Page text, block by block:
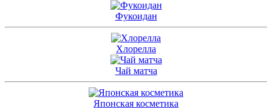
Фукоидан
Хлорелла
Чай матча
Японская косметика